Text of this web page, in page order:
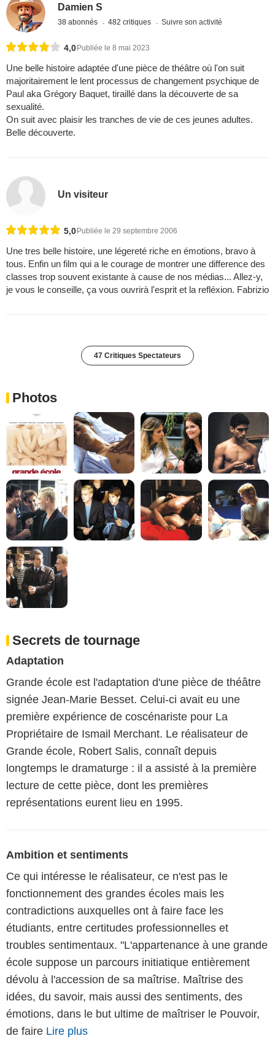
Damien S
38 abonnés 482 critiques Suivre son activité
4,0Publiée le 8 mai 2023
Une belle histoire adaptée d'une pièce de théâtre où l'on suit
majoritairement le lent processus de changement psychique de
Paul aka Grégory Baquet, tiraillé dans la découverte de sa
sexualité.
On suit avec plaisir les tranches de vie de ces jeunes adultes.
Belle découverte.
Un visiteur
5,0 Publiée le 29 septembre 2006
Une tres belle histoire, une légereté riche en émotions, bravo à
tous. Enfin un film qui a le courage de montrer une difference des
classes trop souvent existante à cause de nos médias... Allez-y,
je vous le conseille, ça vous ouvrirà l'esprit et la refléxion. Fabrizio
47 Critiques Spectateurs
Photos
Secrets de tournage
Adaptation
Grande école est l'adaptation d'une pièce de théâtre
signée Jean-Marie Besset. Celui-ci avait eu une
première expérience de coscénariste pour La
Propriétaire de Ismail Merchant. Le réalisateur de
Grande école, Robert Salis, connaît depuis
longtemps le dramaturge : il a assisté à la première
lecture de cette pièce, dont les premières
représentations eurent lieu en 1995.
Ambition et sentiments
Ce qui intéresse le réalisateur, ce n'est pas le
fonctionnement des grandes écoles mais les
contradictions auxquelles ont à faire face les
étudiants, entre certitudes professionnelles et
troubles sentimentaux. "L'appartenance à une grande
école suppose un parcours initiatique entièrement
dévolu à l'accession de sa maîtrise. Maîtrise des
idées, du savoir, mais aussi des sentiments, des
émotions, dans le but ultime de maîtriser le Pouvoir,
de faire Lire plus